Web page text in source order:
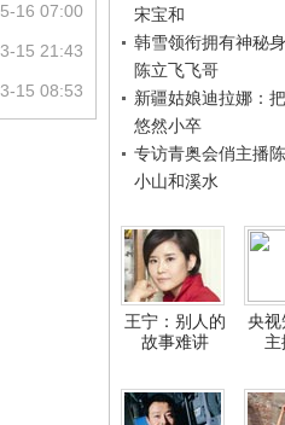
宋宝和
韩雪领衔拥有神秘
陈立飞飞哥
新疆姑娘迪拉娜：
悠然小卒
专访青奥会俏主播
小山和溪水
王宁：别人的
故事难讲
央视
16 07:00
15 21:43
15 08:53